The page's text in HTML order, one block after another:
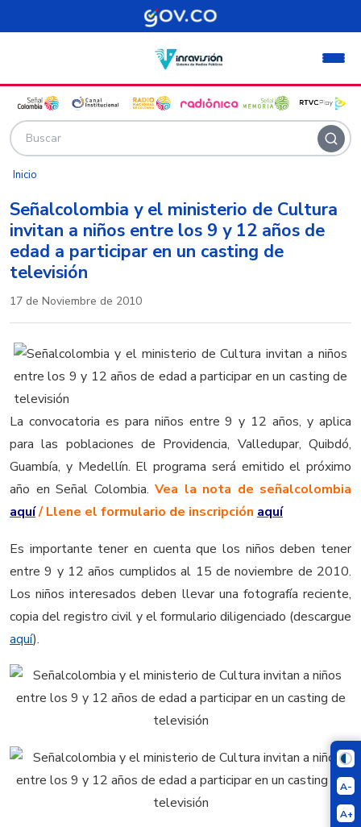
Pasar al contenido principal
A-
A+
Inicio
Señalcolombia y el ministerio de Cultura
invitan a niños entre los 9 y 12 años de
edad a participar en un casting de
televisión
17 de Noviembre de 2010
La convocatoria es para niños entre 9 y 12 años, y aplica
para las poblaciones de Providencia, Valledupar, Quibdó,
Guambía, y Medellín. El programa será emitido el próximo
año en Señal Colombia. Vea la nota de señalcolombia
aquí/ Llene el formulario de inscripción aquí
Es importante tener en cuenta que los niños deben tener
entre 9 y 12 años cumplidos al 15 de noviembre de 2010.
Los niños interesados deben llevar una fotografía reciente,
copia del registro civil y el formulario diligenciado (descargue
aquí).